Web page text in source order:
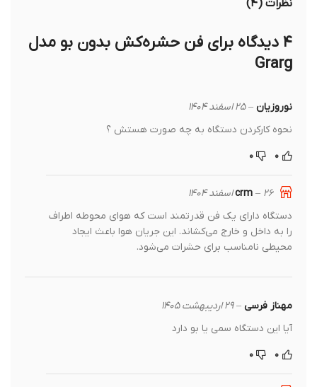
نظرات (۴)
فن حشره‌کش بدون بو مدل
Grarg
نوروزیان– ۲۵ اسفند ۱۴۰۴
نحوه کارکردن دستگاه به چه صورت هستش ؟
– ۲۶ اسفند ۱۴۰۴
دستگاه دارای یک فن قدرتمند است که هوای محوطه اطراف
را به داخل و خارج می‌کشاند. این جریان هوا باعث ایجاد
محیطی نامناسب برای حشرات می‌شود.
مهناز فرسی– ۲۹ اردیبهشت ۱۴۰۵
آیا این دستگاه سمی یا بو دارد